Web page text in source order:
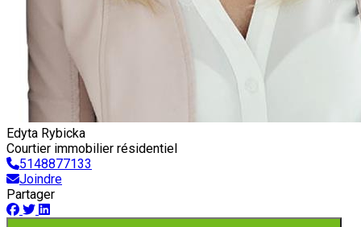
Edyta Rybicka
Courtier immobilier résidentiel
5148877133
Joindre
Partager